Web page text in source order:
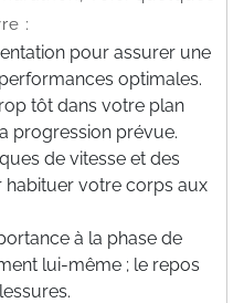
:
pour assurer une
optimales.
tôt dans votre plan
progression prévue.
de vitesse et des
votre corps aux
à la phase de
lui-même ; le repos